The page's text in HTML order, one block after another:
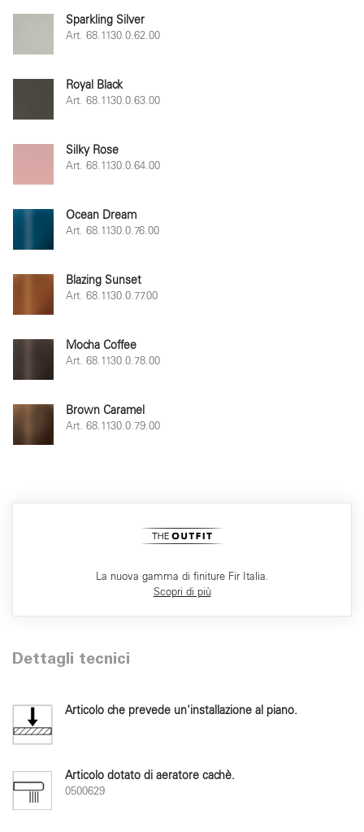
Sparkling Silver
Art. 68.1130.0.62.00
Royal Black
Art. 68.1130.0.63.00
Silky Rose
Art. 68.1130.0.64.00
Ocean Dream
Art. 68.1130.0.76.00
Blazing Sunset
Art. 68.1130.0.77.00
Mocha Coffee
Art. 68.1130.0.78.00
Brown Caramel
Art. 68.1130.0.79.00
La nuova gamma di finiture Fir Italia.
Scopri di più
Dettagli tecnici
Articolo che prevede un'installazione al piano.
Articolo dotato di aeratore cachè.
0500629